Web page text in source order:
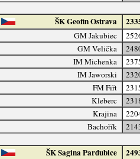
ŠK Geofin Ostrava
GM Jakubiec
GM Velička
IM Michenka
IM Jaworski
FM Fiřt
Kleberc
Krajina
Bachořík
ŠK Sagina Pardubice